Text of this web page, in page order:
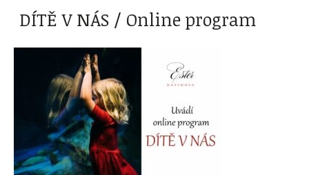
DÍTĚ V NÁS / Online program